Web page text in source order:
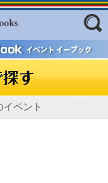
ード
ベント